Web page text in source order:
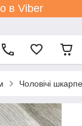
в Viber
Чоловічі